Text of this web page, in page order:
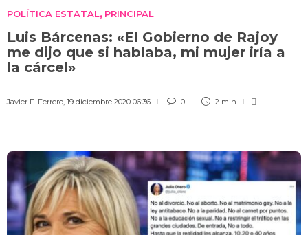
POLÍTICA ESTATAL, PRINCIPAL
Luis Bárcenas: «El Gobierno de Rajoy
me dijo que si hablaba, mi mujer iría a
la cárcel»
Javier F. Ferrero 19 diciembre 2020 06:36 0 2 min